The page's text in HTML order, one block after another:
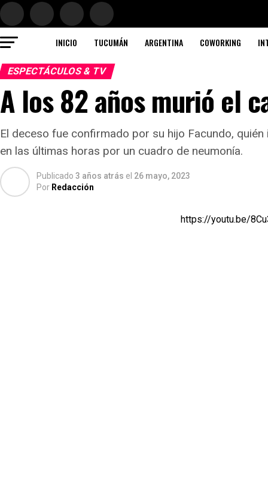
INICIO TUCUMÁN ARGENTINA COWORKING
ESPECTÁCULOS & TV
A los 82 años murió el
El deceso fue confirmado por su hijo Facundo,
en las últimas horas por un cuadro de neumonía.
Publicado 3 años atrás el 26 mayo, 2023
Por Redacción
https://youtu.be/